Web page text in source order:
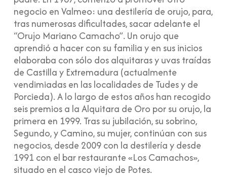
negocio en Valmeo: una destilería de orujo, para,
tras numerosas dificultades, sacar adelante el
“Orujo Mariano Camacho”. Un orujo que
aprendió a hacer con su familia y en sus inicios
elaboraba con sólo dos alquitaras y uvas traídas
de Castilla y Extremadura (actualmente
vendimiadas en las localidades de Tudes y de
Porcieda). A lo largo de estos años han recogido
seis premios a la Alquitara de Oro por su orujo, la
primera en 1999. Tras su jubilación, su sobrino,
Segundo, y Camino, su mujer, continúan con sus
negocios, desde 2009 con la destilería y desde
1991 con el bar restaurante «Los Camachos»,
situado en el casco viejo de Potes.